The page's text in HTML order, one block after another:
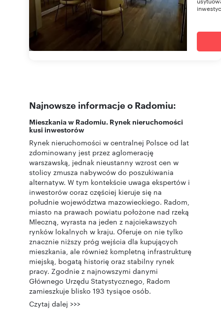
Najnowsze informacje o Radomiu:
Mieszkania w Radomiu. Rynek nieruchomości
kusi inwestorów
Rynek nieruchomości w centralnej Polsce od lat
zdominowany jest przez aglomerację
warszawską, jednak nieustanny wzrost cen w
stolicy zmusza nabywców do poszukiwania
alternatyw. W tym kontekście uwaga ekspertów i
inwestorów coraz częściej kieruje się na
południe województwa mazowieckiego. Radom,
miasto na prawach powiatu położone nad rzeką
Mleczną, wyrasta na jeden z najciekawszych
rynków lokalnych w kraju. Oferuje on nie tylko
znacznie niższy próg wejścia dla kupujących
mieszkania, ale również kompletną infrastrukturę
miejską, bogatą historię oraz stabilny rynek
pracy. Zgodnie z najnowszymi danymi
Głównego Urzędu Statystycznego, Radom
zamieszkuje blisko 193 tysiące osób.
Czytaj dalej >>>